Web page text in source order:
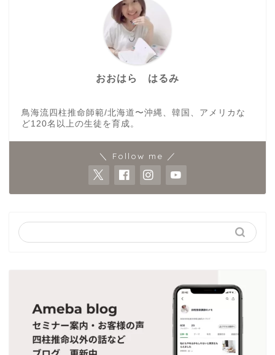
おおはら はるみ
鳥海流四柱推命師範/北海道〜沖縄、韓国、アメリカな
ど120名以上の生徒を育成。
＼ Follow me ／